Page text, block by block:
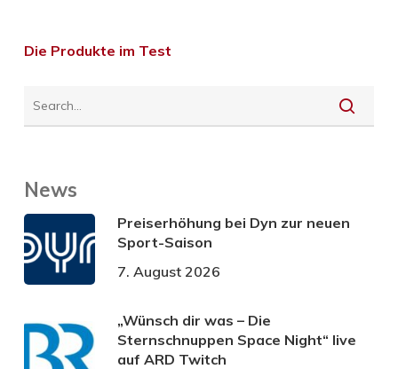
Die Produkte im Test
News
Preiserhöhung bei Dyn zur neuen
Sport-Saison
7. August 2026
„Wünsch dir was – Die
Sternschnuppen Space Night“ live
auf ARD Twitch